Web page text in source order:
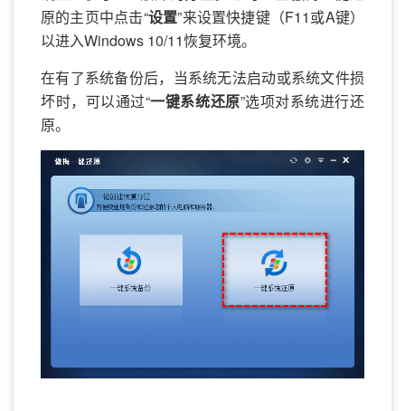
原的主页中点击“设置”来设置快捷键（F11或A键）
以进入Windows 10/11恢复环境。
在有了系统备份后，当系统无法启动或系统文件损
坏时，可以通过“一键系统还原”选项对系统进行还
原。